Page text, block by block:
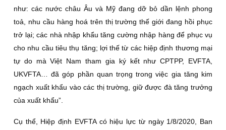
như: các nước châu Âu và Mỹ đang dỡ bỏ dần lệnh phong
toả, nhu cầu hàng hoá trên thị trường thế giới đang hồi phục
trở lại; các nhà nhập khẩu tăng cường nhập hàng để phục vụ
cho nhu cầu tiêu thụ tăng; lợi thế từ các hiệp định thương mại
tự do mà Việt Nam tham gia ký kết như CPTPP, EVFTA,
UKVFTA… đã góp phần quan trọng trong việc gia tăng kim
ngạch xuất khẩu vào các thị trường, giữ được đà tăng trưởng
của xuất khẩu”.
Cụ thể, Hiệp định EVFTA có hiệu lực từ ngày 1/8/2020, Ban